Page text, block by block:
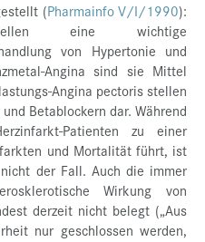
(Pharmainfo V/I/1990):
stellen eine wichtige
von Hypertonie und
Angina sind sie Mittel
Angina pectoris stellen
Betablockern dar. Während
Patienten zu einer
und Mortalität führt, ist
der Fall. Auch die immer
Wirkung von
derzeit nicht belegt („Aus
nur geschlossen werden,